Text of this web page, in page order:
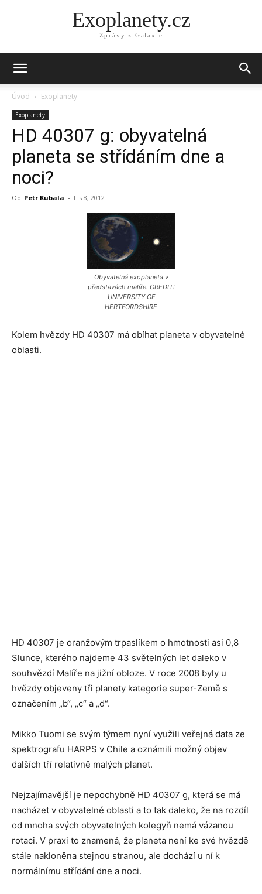
Exoplanety.cz
Zprávy z Galaxie
Úvod Exoplanety
Exoplanety
HD 40307 g: obyvatelná
planeta se střídáním dne a
noci?
Od Petr Kubala - Lis 8, 2012
Obyvatelná exoplaneta v
představách malíře. CREDIT:
UNIVERSITY OF
HERTFORDSHIRE
Kolem hvězdy HD 40307 má obíhat planeta v obyvatelné
oblasti.
HD 40307 je oranžovým trpaslíkem o hmotnosti asi 0,8
Slunce, kterého najdeme 43 světelných let daleko v
souhvězdí Malíře na jižní obloze. V roce 2008 byly u
hvězdy objeveny tři planety kategorie super-Země s
označením „b“, „c“ a „d“.
Mikko Tuomi se svým týmem nyní využili veřejná data ze
spektrografu HARPS v Chile a oznámili možný objev
dalších tří relativně malých planet.
Nejzajímavější je nepochybně HD 40307 g, která se má
nacházet v obyvatelné oblasti a to tak daleko, že na rozdíl
od mnoha svých obyvatelných kolegyň nemá vázanou
rotaci. V praxi to znamená, že planeta není ke své hvězdě
stále nakloněna stejnou stranou, ale dochází u ní k
normálnímu střídání dne a noci.